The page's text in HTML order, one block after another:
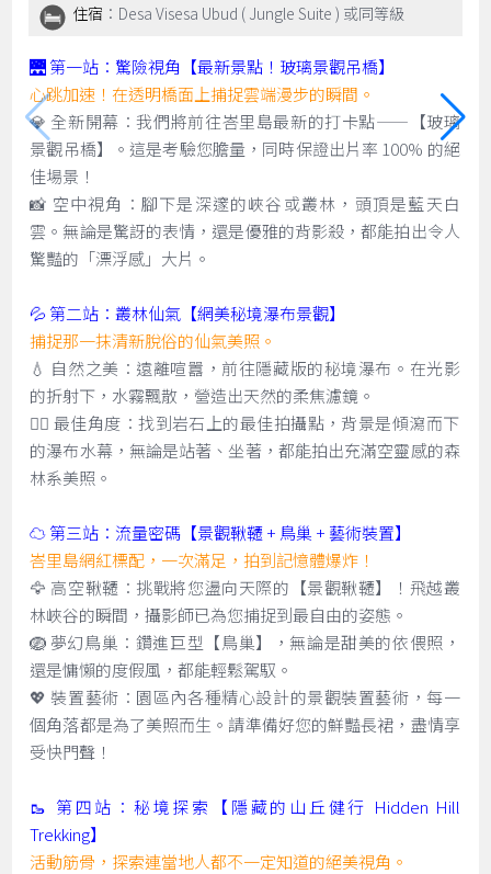
住宿 ：Desa Visesa Ubud ( Jungle Suite ) 或同等級
🌉 第一站：驚險視角【最新景點！玻璃景觀吊橋】
心跳加速！在透明橋面上捕捉雲端漫步的瞬間。
💎 全新開幕：我們將前往峇里島最新的打卡點——【玻璃
景觀吊橋】。這是考驗您膽量，同時保證出片率 100% 的絕
佳場景！
📸 空中視角：腳下是深邃的峽谷或叢林，頭頂是藍天白
雲。無論是驚訝的表情，還是優雅的背影殺，都能拍出令人
驚豔的「漂浮感」大片。
💦 第二站：叢林仙氣【網美秘境瀑布景觀】
捕捉那一抹清新脫俗的仙氣美照。
💧 自然之美：遠離喧囂，前往隱藏版的秘境瀑布。在光影
的折射下，水霧飄散，營造出天然的柔焦濾鏡。
🧚‍♀️ 最佳角度：找到岩石上的最佳拍攝點，背景是傾瀉而下
的瀑布水幕，無論是站著、坐著，都能拍出充滿空靈感的森
林系美照。
☁️ 第三站：流量密碼【景觀鞦韆 + 鳥巢 + 藝術裝置】
峇里島網紅標配，一次滿足，拍到記憶體爆炸！
🦅 高空鞦韆：挑戰將您盪向天際的【景觀鞦韆】！飛越叢
林峽谷的瞬間，攝影師已為您捕捉到最自由的姿態。
🪺 夢幻鳥巢：鑽進巨型【鳥巢】，無論是甜美的依偎照，
還是慵懶的度假風，都能輕鬆駕馭。
💖 裝置藝術：園區內各種精心設計的景觀裝置藝術，每一
個角落都是為了美照而生。請準備好您的鮮豔長裙，盡情享
受快門聲！
🥾 第四站：秘境探索【隱藏的山丘健行 Hidden Hill
Trekking】
活動筋骨，探索連當地人都不一定知道的絕美視角。